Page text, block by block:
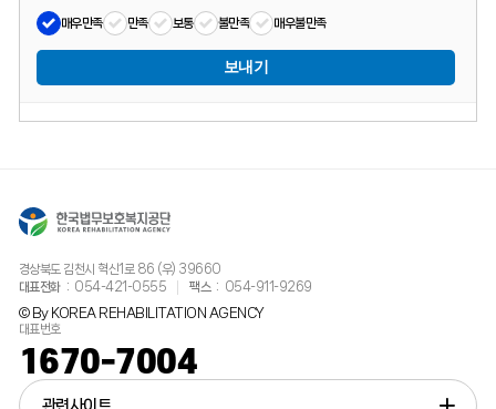
매우만족 만족 보통 불만족 매우불만족
보내기
경상북도 김천시 혁신1로 86 (우) 39660
대표전화
054-421-0555 팩스 054-911-9269
© By KOREA REHABILITATION AGENCY
대표번호
1670-7004